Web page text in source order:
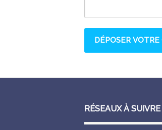
RÉSEAUX À SUIVRE